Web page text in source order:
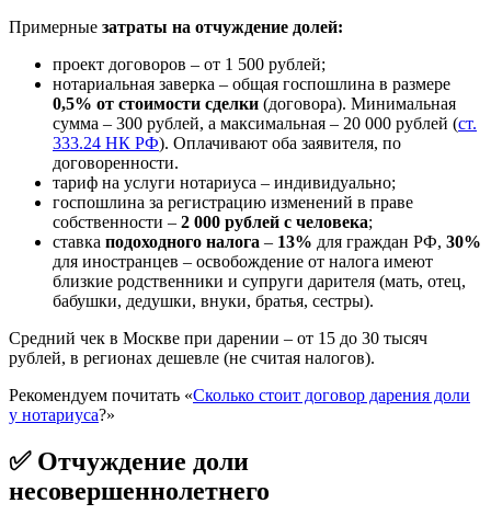
Примерные затраты на отчуждение долей:
проект договоров – от 1 500 рублей;
нотариальная заверка – общая госпошлина в размере
0,5% от стоимости сделки (договора). Минимальная
сумма – 300 рублей, а максимальная – 20 000 рублей (ст.
333.24 НК РФ). Оплачивают оба заявителя, по
договоренности.
тариф на услуги нотариуса – индивидуально;
госпошлина за регистрацию изменений в праве
собственности – 2 000 рублей с человека;
ставка подоходного налога – 13% для граждан РФ, 30%
для иностранцев – освобождение от налога имеют
близкие родственники и супруги дарителя (мать, отец,
бабушки, дедушки, внуки, братья, сестры).
Средний чек в Москве при дарении – от 15 до 30 тысяч
рублей, в регионах дешевле (не считая налогов).
Рекомендуем почитать «Сколько стоит договор дарения доли
у нотариуса?»
✅ Отчуждение доли
несовершеннолетнего